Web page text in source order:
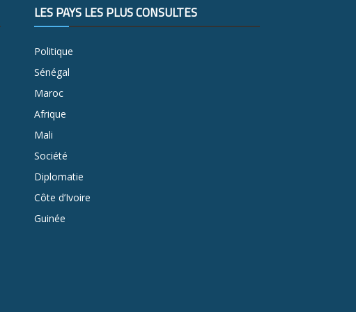
LES PAYS LES PLUS CONSULTÉS
Politique
Sénégal
Maroc
Afrique
Mali
Société
Diplomatie
Côte d’Ivoire
Guinée